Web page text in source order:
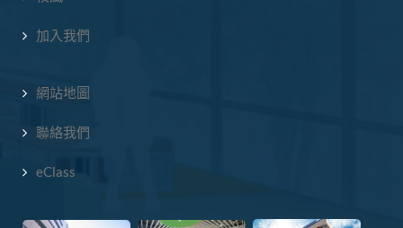
加入我們
網站地圖
聯絡我們
eClass